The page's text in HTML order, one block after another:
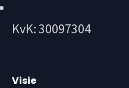
KvK: 30097304
Visie